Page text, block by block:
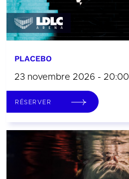
PLACEBO
23 novembre 2026 - 20:00
RÉSERVER